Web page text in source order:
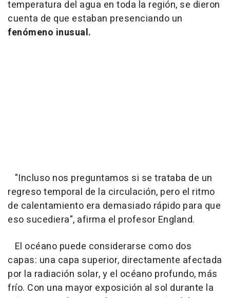
temperatura del agua en toda la región, se dieron
cuenta de que estaban presenciando un
fenómeno inusual.
"Incluso nos preguntamos si se trataba de un
regreso temporal de la circulación, pero el ritmo
de calentamiento era demasiado rápido para que
eso sucediera", afirma el profesor England.
El océano puede considerarse como dos
capas: una capa superior, directamente afectada
por la radiación solar, y el océano profundo, más
frío. Con una mayor exposición al sol durante la